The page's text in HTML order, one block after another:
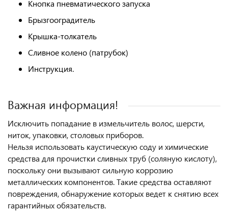
Кнопка пневматического запуска
Брызгооградитель
Крышка-толкатель
Сливное колено (патрубок)
Инструкция.
Важная информация!
Исключить попадание в измельчитель волос, шерсти,
ниток, упаковки, столовых приборов.
Нельзя использовать каустическую соду и химические
средства для прочистки сливных труб (соляную кислоту),
поскольку они вызывают сильную коррозию
металлических компонентов. Такие средства оставляют
повреждения, обнаружение которых ведет к снятию всех
гарантийных обязательств.